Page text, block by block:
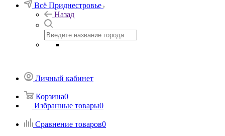
Всё Приднестровье
Назад
Личный кабинет
Корзина0
Избранные товары0
Сравнение товаров0